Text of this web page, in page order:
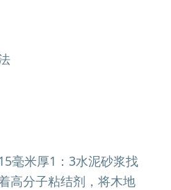
毫米厚1：3水泥砂浆找
高分子粘结剂，将木地